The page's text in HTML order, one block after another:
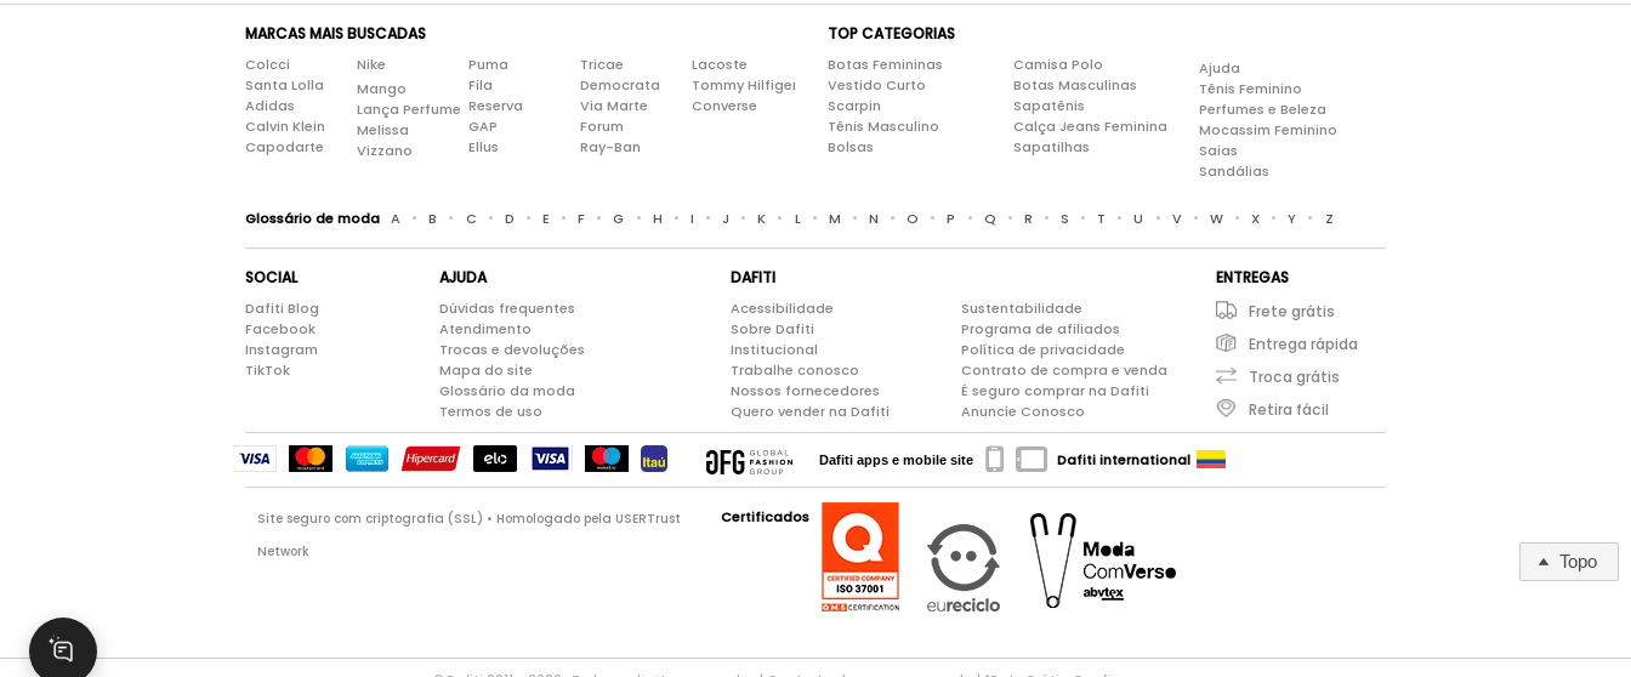
Topo
MARCAS MAIS BUSCADAS
Colcci
Santa Lolla
Adidas
Calvin Klein
Capodarte
Nike
Mango
Lança Perfume
Melissa
Vizzano
Puma
Fila
Reserva
GAP
Ellus
Tricae
Democrata
Via Marte
Forum
Ray-Ban
Lacoste
Tommy Hilfiger
Converse
TOP CATEGORIAS
Botas Femininas
Vestido Curto
Scarpin
Tênis Masculino
Bolsas
Camisa Polo
Botas Masculinas
Sapatênis
Calça Jeans Feminina
Sapatilhas
Ajuda
Tênis Feminino
Perfumes e Beleza
Mocassim Feminino
Saias
Sandálias
Glossário de moda A • B • C • D • E • F • G • H • I • J • K • L • M • N • O • P • Q • R • S • T • U • V • W • X • Y • Z
SOCIAL
Dafiti Blog
Facebook
Instagram
TikTok
AJUDA
Dúvidas frequentes
Atendimento
Trocas e devoluções
Mapa do site
Glossário da moda
Termos de uso
DAFITI
Acessibilidade
Sobre Dafiti
Institucional
Trabalhe conosco
Nossos fornecedores
Quero vender na Dafiti
Sustentabilidade
Programa de afiliados
Política de privacidade
Contrato de compra e venda
É seguro comprar na Dafiti
Anuncie Conosco
ENTREGAS
Frete grátis
Entrega rápida
Troca grátis
Retira fácil
Dafiti apps e mobile site Dafiti international
Site seguro com criptografia (SSL) • Homologado pela USERTrust
Network
Certificados